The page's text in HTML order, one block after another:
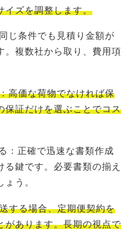
イズを調整します。
じ条件でも見積り金額が
。複数社から取り、費用項
高価な荷物でなければ保
保証だけを選ぶことでコス
：正確で迅速な書類作成
鍵です。必要書類の揃え
う。
する場合、定期便契約を
があります。長期の視点で